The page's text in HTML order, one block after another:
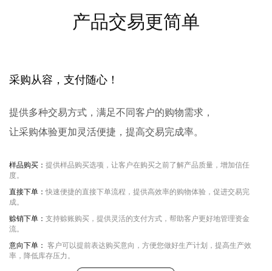
产品交易更简单
采购从容，支付随心！
提供多种交易方式，满足不同客户的购物需求，
让采购体验更加灵活便捷，提高交易完成率。
样品购买： 提供样品购买选项，让客户在购买之前了解产品质量，增加信任
度。
直接下单： 快速便捷的直接下单流程，提供高效率的购物体验，促进交易完
成。
赊销下单： 支持赊账购买，提供灵活的支付方式，帮助客户更好地管理资金
流。
意向下单： 客户可以提前表达购买意向，方便您做好生产计划，提高生产效
率，降低库存压力。